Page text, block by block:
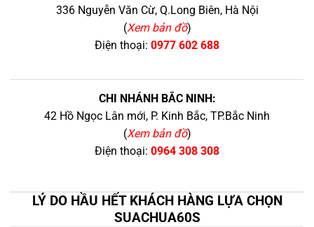
336 Nguyễn Văn Cừ, Q.Long Biên, Hà Nội
(Xem bản đồ)
Điện thoại: 0977 602 688
CHI NHÁNH BẮC NINH:
42 Hồ Ngọc Lân mới, P. Kinh Bắc, TP.Bắc Ninh
(Xem bản đồ)
Điện thoại: 0964 308 308
LÝ DO HẦU HẾT KHÁCH HÀNG LỰA CHỌN
SUACHUA60S